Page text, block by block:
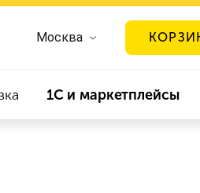
Москва
1С и маркетплейсы